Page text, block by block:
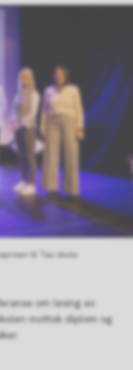
til Tau skole.
om lesing av
mottok diplom og